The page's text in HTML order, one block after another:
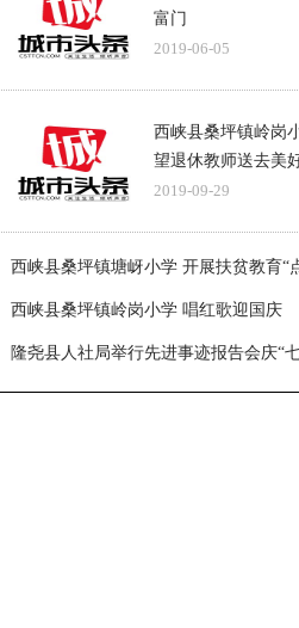
富门
2019-06-05
西峡县桑坪镇岭岗
望退休教师送去美
2019-09-29
西峡县桑坪镇塘岈小学 开展扶贫教育“
”活动
西峡县桑坪镇岭岗小学 唱红歌迎国庆
隆尧县人社局举行先进事迹报告会庆“